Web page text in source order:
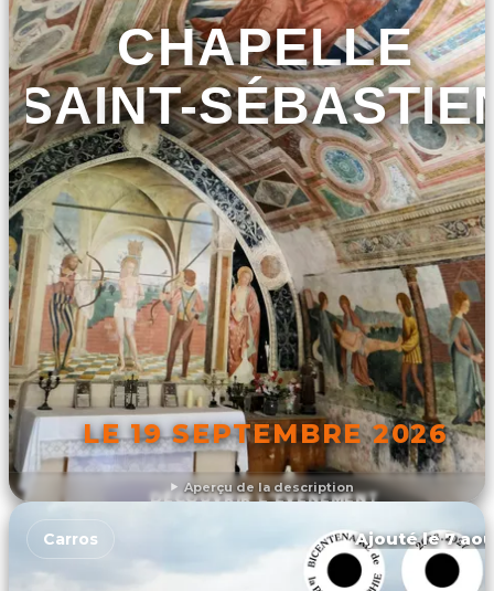
Aperçu de la description
CHAPELLE
SAINT-
LE 19 SEPTEMBRE 2026
DÉCOUVRIR L'ÉVÉNEMENT
Carros Ajouté le 7